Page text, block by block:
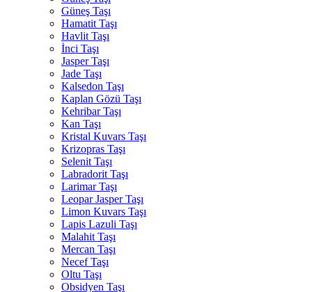
Güneş Taşı
Hamatit Taşı
Havlit Taşı
İnci Taşı
Jasper Taşı
Jade Taşı
Kalsedon Taşı
Kaplan Gözü Taşı
Kehribar Taşı
Kan Taşı
Kristal Kuvars Taşı
Krizopras Taşı
Selenit Taşı
Labradorit Taşı
Larimar Taşı
Leopar Jasper Taşı
Limon Kuvars Taşı
Lapis Lazuli Taşı
Malahit Taşı
Mercan Taşı
Necef Taşı
Oltu Taşı
Obsidyen Taşı